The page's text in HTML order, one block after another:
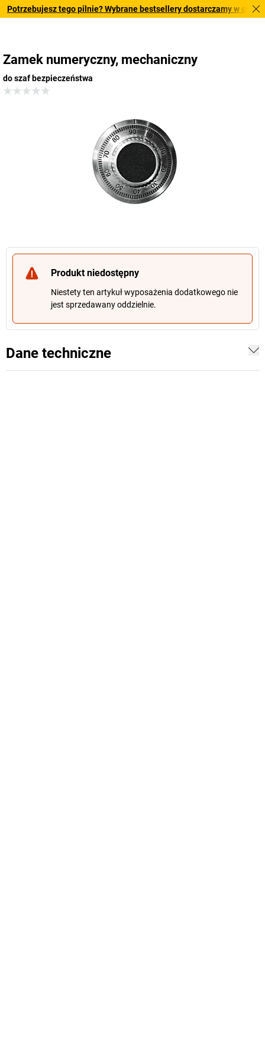
tego pilnie? Wybrane bestsellery dostarczamy w ciągu
Zamek numeryczny, mechaniczny
do szaf bezpieczeństwa
Produkt niedostępny
Niestety ten artykuł wyposażenia dodatkowego nie
jest sprzedawany oddzielnie.
Dane techniczne